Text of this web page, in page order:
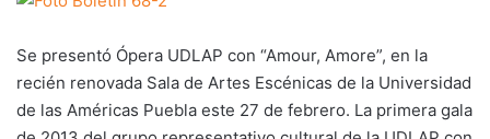
Se presentó Ópera UDLAP con “Amour, Amore”, en la
recién renovada Sala de Artes Escénicas de la Universidad
de las Américas Puebla este 27 de febrero. La primera gala